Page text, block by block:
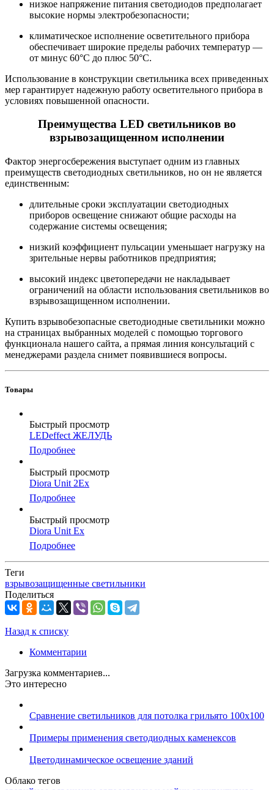
низкое напряжение питания светодиодов предполагает
высокие нормы электробезопасности;
климатическое исполнение осветительного прибора
обеспечивает широкие пределы рабочих температур —
от минус 60°С до плюс 50°С.
Использование в конструкции светильника всех приведенных
мер гарантирует надежную работу осветительного прибора в
условиях повышенной опасности.
Преимущества LED светильников во
взрывозащищенном исполнении
Фактор энергосбережения выступает одним из главных
преимуществ светодиодных светильников, но он не является
единственным:
длительные сроки эксплуатации светодиодных
приборов освещение снижают общие расходы на
содержание системы освещения;
низкий коэффициент пульсации уменьшает нагрузку на
зрительные нервы работников предприятия;
высокий индекс цветопередачи не накладывает
ограничений на области использования светильников во
взрывозащищенном исполнении.
Купить взрывобезопасные светодиодные светильники можно
на страницах выбранных моделей с помощью торгового
функционала нашего сайта, а прямая линия консультаций с
менеджерами раздела снимет появившиеся вопросы.
Товары
Быстрый просмотр
LEDeffect ЖЕЛУДЬ
Подробнее
Быстрый просмотр
Diora Unit 2Ex
Подробнее
Быстрый просмотр
Diora Unit Ex
Подробнее
Теги
взрывозащищенные светильники
Поделиться
Назад к списку
Комментарии
Загрузка комментариев...
Это интересно
Сравнение светильников для потолка грильято 100х100
Примеры применения светодиодных каменексов
Цветодинамическое освещение зданий
Облако тегов